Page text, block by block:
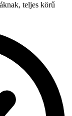
teljes körű